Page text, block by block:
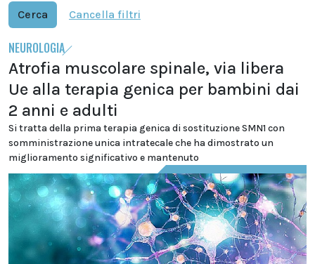
Cerca Cancella filtri
NEUROLOGIA
Atrofia muscolare spinale, via libera
Ue alla terapia genica per bambini dai
2 anni e adulti
Si tratta della prima terapia genica di sostituzione SMN1 con
somministrazione unica intratecale che ha dimostrato un
miglioramento significativo e mantenuto